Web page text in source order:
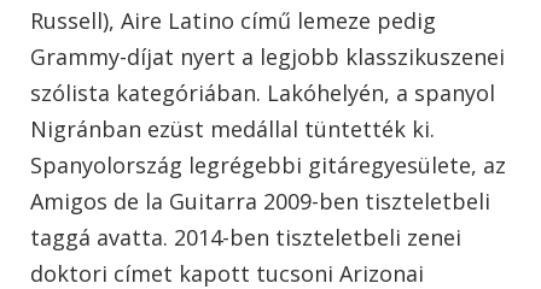
Russell), Aire Latino című lemeze pedig
Grammy-díjat nyert a legjobb klasszikuszenei
szólista kategóriában. Lakóhelyén, a spanyol
Nigránban ezüst medállal tüntették ki.
Spanyolország legrégebbi gitáregyesülete, az
Amigos de la Guitarra 2009-ben tiszteletbeli
taggá avatta. 2014-ben tiszteletbeli zenei
doktori címet kapott tucsoni Arizonai